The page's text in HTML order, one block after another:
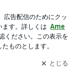
を受け取りまし
開く